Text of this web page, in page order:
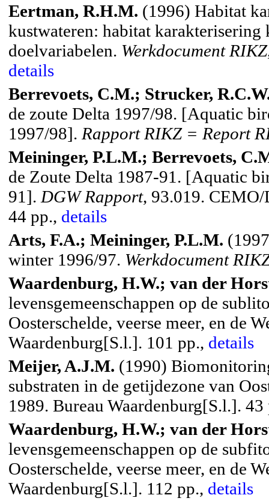
Eertman, R.H.M. (1996) Habitat
kustwateren: habitat karakterisering
doelvariabelen. Werkdocument RIKZ
details
Berrevoets, C.M.; Strucker,
de zoute Delta 1997/98. [Aquatic
1997/98]. Rapport RIKZ = Report
Meininger, P.L.M.; Berrevoets,
de Zoute Delta 1987-91. [Aquatic
91]. DGW Rapport, 93.019.
44 pp., details
Arts, F.A.; Meininger, P.L.M.
winter 1996/97. Werkdocument
Waardenburg, H.W.; van der
levensgemeenschappen op de
Oosterschelde, veerse meer, en de
Waardenburg[S.l.]. 101 pp., details
Meijer, A.J.M. (1990)
substraten in de getijdezone van
1989. Bureau Waardenburg[S.l.].
Waardenburg, H.W.; van der
levensgemeenschappen op de
Oosterschelde, veerse meer, en de
Waardenburg[S.l.]. 112 pp., details